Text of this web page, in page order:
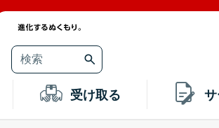
受け取る